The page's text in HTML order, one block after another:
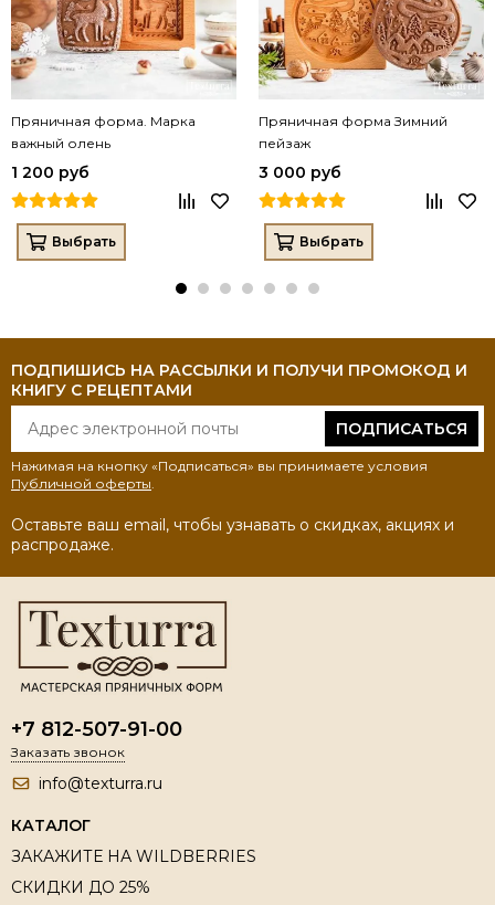
Пряничная форма. Марка
важный олень
1 200 руб
Выбрать
Пряничная форма Зимний
пейзаж
3 000 руб
Выбрать
ПОДПИШИСЬ НА РАССЫЛКИ И ПОЛУЧИ ПРОМОКОД И
КНИГУ С РЕЦЕПТАМИ
ПОДПИСАТЬСЯ
Нажимая на кнопку «Подписаться» вы принимаете условия
Публичной оферты
Оставьте ваш email, чтобы узнавать о скидках, акциях и
распродаже.
+7 812-507-91-00
Заказать звонок
info@texturra.ru
КАТАЛОГ
ЗАКАЖИТЕ НА WILDBERRIES
СКИДКИ ДО 25%